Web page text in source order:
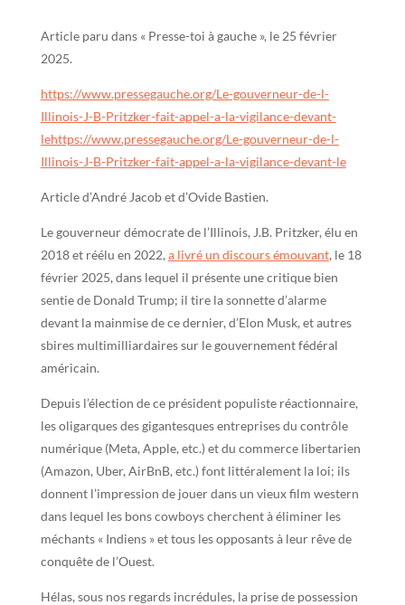
Article paru dans « Presse-toi à gauche », le 25 février
2025.
https://www.pressegauche.org/Le-gouverneur-de-l-
Illinois-J-B-Pritzker-fait-appel-a-la-vigilance-devant-
lehttps://www.pressegauche.org/Le-gouverneur-de-l-
Illinois-J-B-Pritzker-fait-appel-a-la-vigilance-devant-le
Article d’André Jacob et d’Ovide Bastien.
Le gouverneur démocrate de l’Illinois, J.B. Pritzker, élu en
2018 et réélu en 2022, a livré un discours émouvant, le 18
février 2025, dans lequel il présente une critique bien
sentie de Donald Trump; il tire la sonnette d’alarme
devant la mainmise de ce dernier, d’Elon Musk, et autres
sbires multimilliardaires sur le gouvernement fédéral
américain.
Depuis l’élection de ce président populiste réactionnaire,
les oligarques des gigantesques entreprises du contrôle
numérique (Meta, Apple, etc.) et du commerce libertarien
(Amazon, Uber, AirBnB, etc.) font littéralement la loi; ils
donnent l’impression de jouer dans un vieux film western
dans lequel les bons cowboys cherchent à éliminer les
méchants « Indiens » et tous les opposants à leur rêve de
conquête de l’Ouest.
Hélas, sous nos regards incrédules, la prise de possession